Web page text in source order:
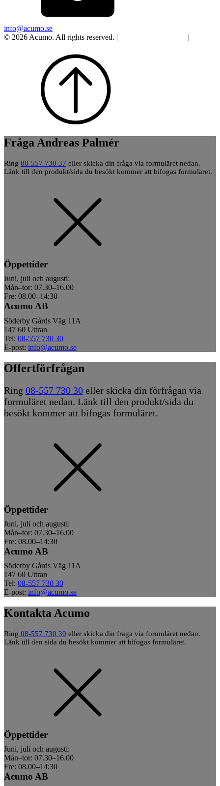
info@acumo.se
© 2026 Acumo. All rights reserved. |
|
Fråga Andreas Palmér
Ring 08-557 730 37 eller skicka din fråga via formuläret nedan.
Länk till den produkt/sida du besökt kommer att bifogas formuläret.
Öppettider
Juni, juli och augusti:
Mån–tor: 07.30–16.00
Fre: 08.00–14:30
Acumo AB
Söderby Gårds Väg 11A
147 60 Uttran
Tel: 08-557 730 30
E-post: info@acumo.se
Offertförfrågan
Ring 08-557 730 30 eller skicka din förfrågan via
formuläret nedan. Länk till den produkt/sida du
besökt kommer att bifogas formuläret.
Öppettider
Juni, juli och augusti:
Mån–tor: 07.30–16.00
Fre: 08.00–14:30
Acumo AB
Söderby Gårds Väg 11A
147 60 Uttran
Tel: 08-557 730 30
E-post: info@acumo.se
Kontakta Acumo
Ring 08-557 730 30 eller skicka din fråga via formuläret nedan.
Länk till den sida du besökt kommer att bifogas formuläret.
Öppettider
Juni, juli och augusti:
Mån–tor: 07.30–16.00
Fre: 08.00–14:30
Acumo AB